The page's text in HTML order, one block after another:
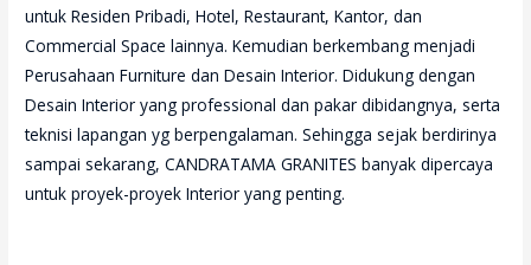
untuk Residen Pribadi, Hotel, Restaurant, Kantor, dan
Commercial Space lainnya. Kemudian berkembang menjadi
Perusahaan Furniture dan Desain Interior. Didukung dengan
Desain Interior yang professional dan pakar dibidangnya, serta
teknisi lapangan yg berpengalaman. Sehingga sejak berdirinya
sampai sekarang, CANDRATAMA GRANITES banyak dipercaya
untuk proyek-proyek Interior yang penting.